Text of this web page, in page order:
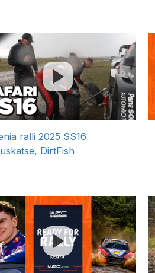
ralli 2025 SS16
DirtFish